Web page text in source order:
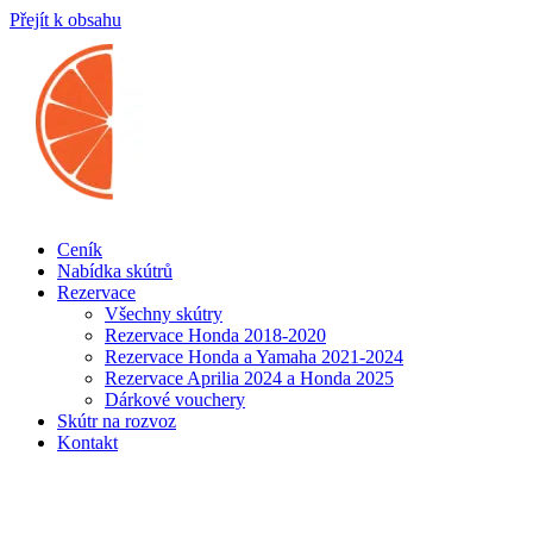
Přejít k obsahu
Ceník
Nabídka skútrů
Rezervace
Všechny skútry
Rezervace Honda 2018-2020
Rezervace Honda a Yamaha 2021-2024
Rezervace Aprilia 2024 a Honda 2025
Dárkové vouchery
Skútr na rozvoz
Kontakt